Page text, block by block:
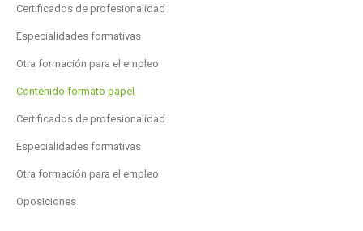
Certificados de profesionalidad
Especialidades formativas
Otra formación para el empleo
Contenido formato papel
Certificados de profesionalidad
Especialidades formativas
Otra formación para el empleo
Oposiciones